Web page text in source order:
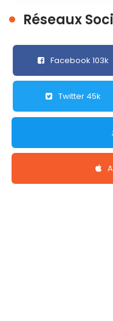
Réseaux
Facebook 103k
Twitter 45k